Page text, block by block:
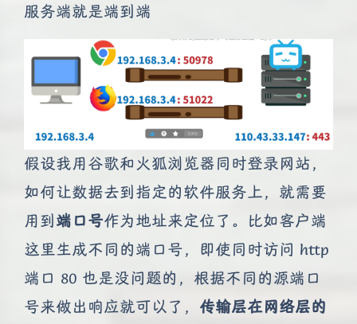
服务端就是端到端
假设我用谷歌和火狐浏览器同时登录网站，
如何让数据去到指定的软件服务上，就需要
用到端口号作为地址来定位了。比如客户端
这里生成不同的端口号，即使同时访问 http
端口 80 也是没问题的，根据不同的源端口
号来做出响应就可以了， 传输层在网络层的